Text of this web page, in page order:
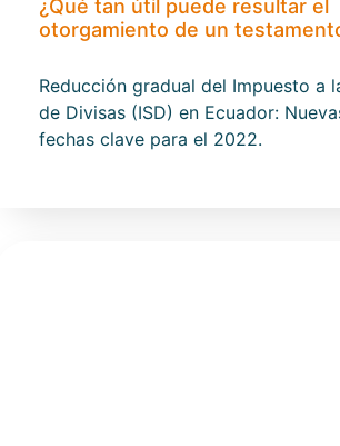
¿Qué tan útil puede resultar el
otorgamiento de un
Reducción gradual del Impuesto a
de Divisas (ISD) en Ecuador:
fechas clave para el 2022.